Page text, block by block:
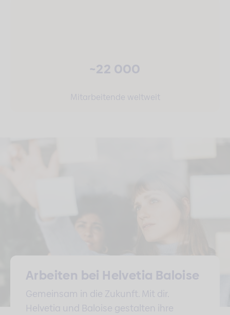
~22 000
Mitarbeitende weltweit
Arbeiten bei Helvetia Baloise
Gemeinsam in die Zukunft. Mit dir.
Helvetia und Baloise gestalten ihre